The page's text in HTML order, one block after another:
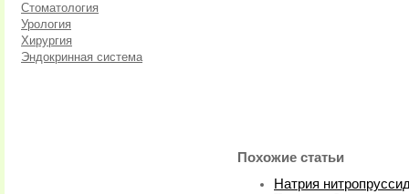
Стоматология
Урология
Хирургия
Эндокринная система
Похожие статьи
Натрия